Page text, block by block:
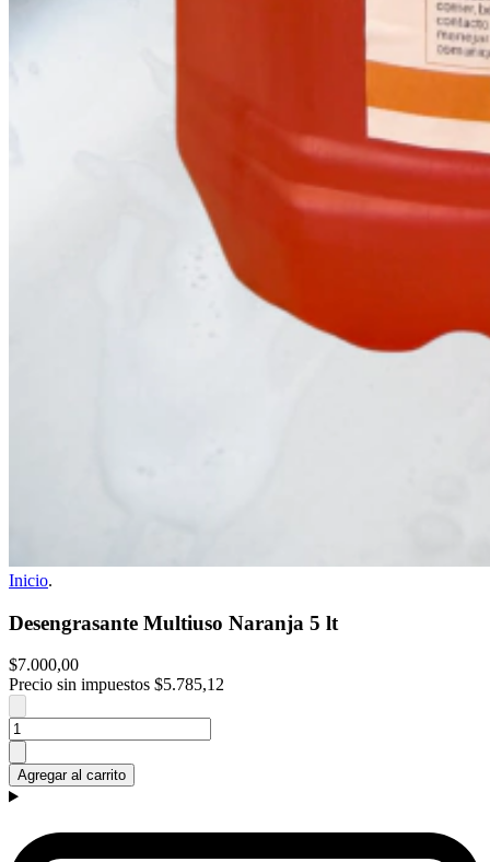
Inicio.
Desengrasante Multiuso Naranja 5 lt
$7.000,00
Precio sin impuestos $5.785,12
Agregar al carrito